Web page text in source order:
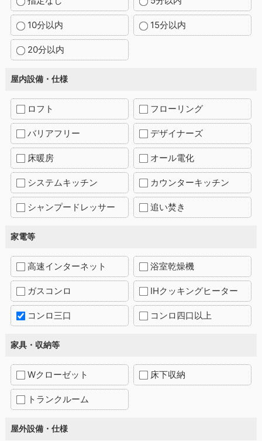
10分以内 15分以内
20分以内
屋内設備・仕様
ロフト フローリング
バリアフリー デザイナーズ
床暖房 オール電化
システムキッチン カウンターキッチン
シャンプードレッサー 追い焚き
家電等
高速インターネット 浴室乾燥機
ガスコンロ IHクッキングヒーター
コンロ三口 コンロ四口以上
家具・収納等
Wクローゼット 床下収納
トランクルーム
屋外設備・仕様